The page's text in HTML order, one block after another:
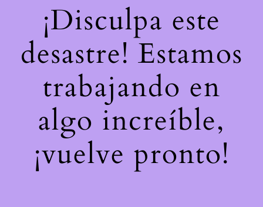
¡Disculpa este
desastre! Estamos
trabajando en
algo increíble,
¡vuelve pronto!